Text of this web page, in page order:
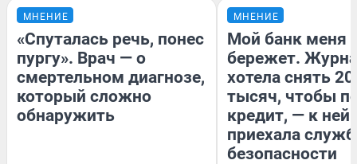
МНЕНИЕ
«Спуталась речь, понес
пургу». Врач — о
смертельном диагнозе,
который сложно
обнаружить
МНЕНИЕ
Мой банк меня
бережет.
хотела снять
тысяч, чтобы
кредит, — к
приехала
безопасности